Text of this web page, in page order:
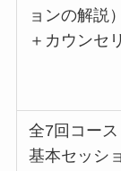
ョンの解説）
＋カウンセ
全7回コース
基本セッシ